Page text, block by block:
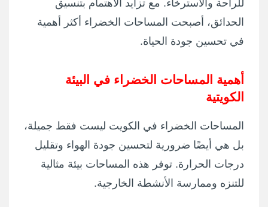
للراحة والاسترخاء. مع تزايد الاهتمام بتنسيق
الحدائق، أصبحت المساحات الخضراء أكثر أهمية
في تحسين جودة الحياة.
أهمية المساحات الخضراء في البيئة
الكويتية
المساحات الخضراء في الكويت ليست فقط جميلة،
بل هي أيضًا ضرورية لتحسين جودة الهواء وتقليل
درجات الحرارة. توفر هذه المساحات بيئة مثالية
للتنزه وممارسة الأنشطة الخارجية.